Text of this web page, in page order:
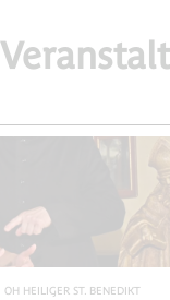
OH HEILIGER ST. BENEDIKT